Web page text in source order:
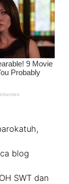
blog
SWT dan